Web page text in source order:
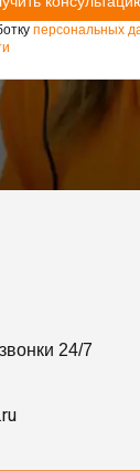
персональных
24/7